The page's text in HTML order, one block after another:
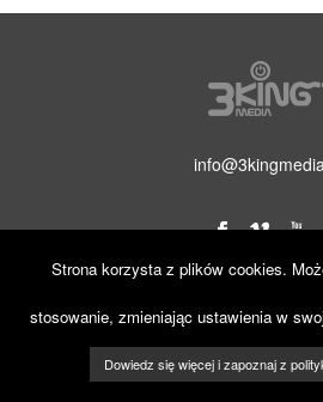
© 2019 3KINGmedia. Wszelkie
Strona korzysta z plików cookies.
stosowanie, zmieniając ustawienia w
Dowiedz się więcej i zapoznaj z